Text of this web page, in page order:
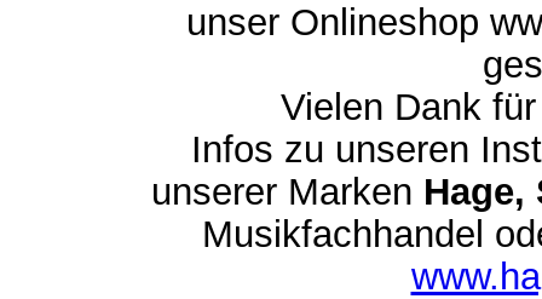
unser Onlineshop
Vielen Dank
Infos zu unseren
unserer Marken Hage,
Musikfachhandel